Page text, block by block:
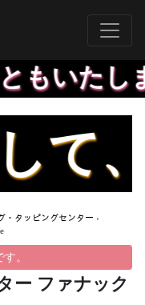
たしま
、
・タッピングセンター ›
。
ー ファナック